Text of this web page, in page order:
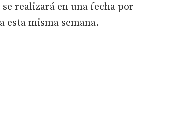
realizará en una fecha por
esta misma semana.